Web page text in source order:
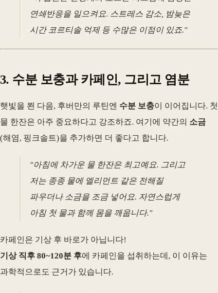
연쇄반응을 일으켜요. 스트레스 감소, 밤늦은
시간 코르티솔 억제 등 수많은 이점이 있죠."
3. 수분 보충과 카페인, 그리고 염분
햇빛을 쬔 다음, 후버만의 루틴엔 수분 보충이 이어집니다. 첫
물 한잔은 아주 중요하다고 강조하죠. 여기에 약간의 소금
(해염, 핑크솔트)을 추가하면 더 좋다고 합니다.
"아침에 차가운 물 한잔은 최고예요. 그리고
저는 종종 물에 엘리먼트 같은 전해질
파우더나 소금을 조금 넣어요. 자연스럽게
아침 첫 물과 함께 몸을 깨웁니다."
카페인은 기상 후 바로가 아닙니다!
기상 직후 80~120분 후에 카페인을 섭취하는데, 이 이유는
과학적으로도 근거가 있습니다.